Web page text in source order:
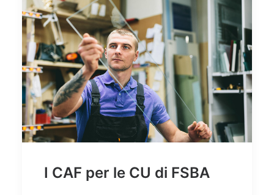
I CAF per le CU di FSBA